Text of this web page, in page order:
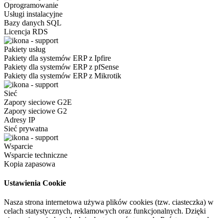
Oprogramowanie
Usługi instalacyjne
Bazy danych SQL
Licencja RDS
Pakiety usług
Pakiety dla systemów ERP z Ipfire
Pakiety dla systemów ERP z pfSense
Pakiety dla systemów ERP z Mikrotik
Sieć
Zapory sieciowe G2E
Zapory sieciowe G2
Adresy IP
Sieć prywatna
Wsparcie
Wsparcie techniczne
Kopia zapasowa
Ustawienia Cookie
Nasza strona internetowa używa plików cookies (tzw. ciasteczka) w
celach statystycznych, reklamowych oraz funkcjonalnych. Dzięki